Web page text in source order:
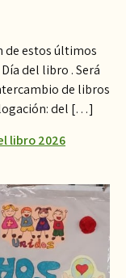
de estos últimos
del libro . Será
de libros
del […]
libro 2026